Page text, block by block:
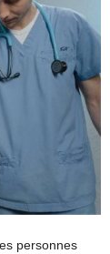
personnes